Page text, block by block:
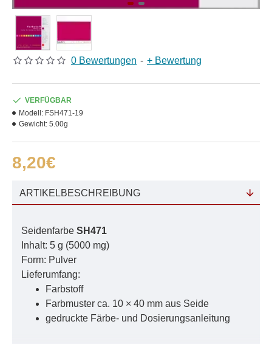
0 Bewertungen - + Bewertung
8,20€
VERFÜGBAR
Modell: FSH471-19
Gewicht: 5.00g
ARTIKELBESCHREIBUNG
Seidenfarbe SH471
Inhalt: 5 g (5000 mg)
Form: Pulver
Lieferumfang:
Farbstoff
Farbmuster ca. 10 × 40 mm aus Seide
gedruckte Färbe- und Dosierungsanleitung